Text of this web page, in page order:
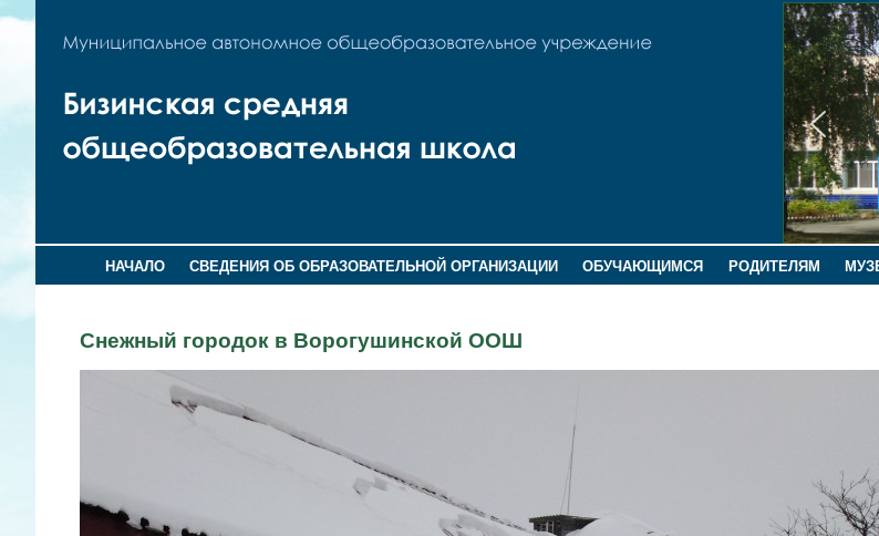
НАЧАЛО СВЕДЕНИЯ ОБ ОБРАЗОВАТЕЛЬНОЙ ОРГАНИЗАЦИИ ОБУЧАЮЩИМСЯ РОДИТЕЛЯМ
Снежный городок в Ворогушинской ООШ